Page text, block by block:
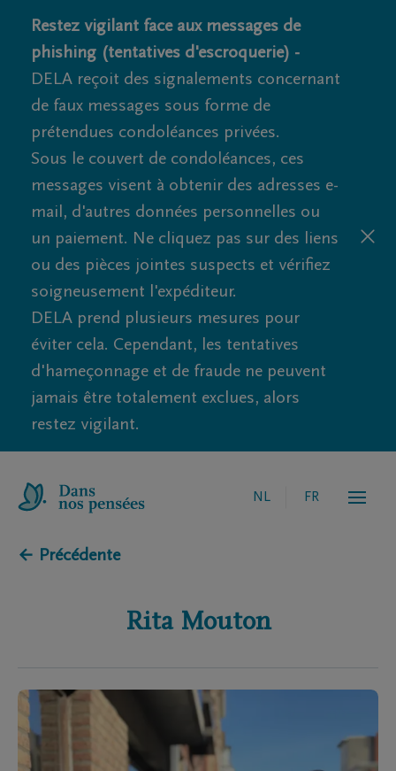
Restez vigilant face aux messages de
phishing (tentatives d'escroquerie) -
DELA reçoit des signalements concernant
de faux messages sous forme de
prétendues condoléances privées.
Sous le couvert de condoléances, ces
messages visent à obtenir des adresses e-
mail, d'autres données personnelles ou
un paiement. Ne cliquez pas sur des liens
ou des pièces jointes suspects et vérifiez
soigneusement l'expéditeur.
DELA prend plusieurs mesures pour
éviter cela. Cependant, les tentatives
d'hameçonnage et de fraude ne peuvent
jamais être totalement exclues, alors
restez vigilant.
NL FR
← Précédente
Rita Mouton